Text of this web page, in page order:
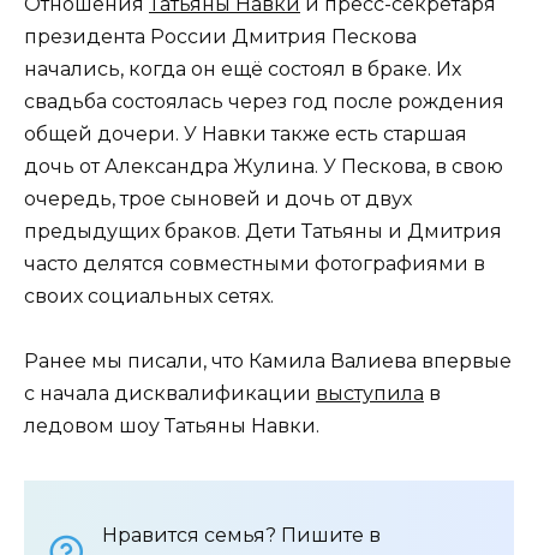
президента России Дмитрия Пескова
начались, когда он ещё состоял в браке. Их
свадьба состоялась через год после рождения
общей дочери. У Навки также есть старшая
дочь от Александра Жулина. У Пескова, в свою
очередь, трое сыновей и дочь от двух
предыдущих браков. Дети Татьяны и Дмитрия
часто делятся совместными фотографиями в
своих социальных сетях.
Ранее мы писали, что Камила Валиева впервые
с начала дисквалификации выступила в
ледовом шоу Татьяны Навки.
Нравится семья? Пишите в